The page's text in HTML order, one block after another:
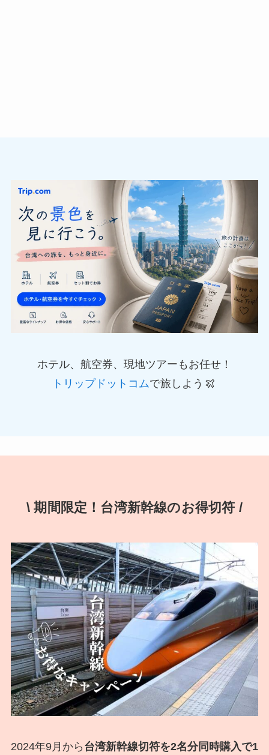
ホテル、航空券、現地ツアーもお任せ！
トリップドットコムで旅しよう
\ 期間限定！台湾新幹線のお得切符 /
2024年9月から 台湾新幹線切符を2名分同時購入で1